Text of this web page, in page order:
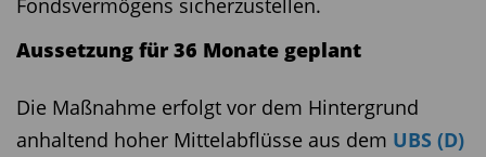
Aussetzung für 36 Monate geplant
Die Maßnahme erfolgt vor dem Hintergrund
anhaltend hoher Mittelabflüsse aus dem UBS (D)